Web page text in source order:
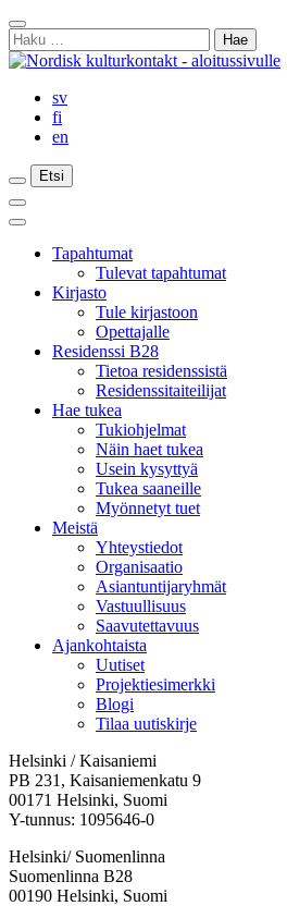
Siirry
sisältöön
Sulje
haku
Haku:
sv
fi
en
Etsi
Etsi
Etsi
Päävalikko
Sulje
päävalikkoTapahtumat
Tulevat tapahtumat
Kirjasto
Tule kirjastoon
Opettajalle
Residenssi B28
Tietoa residenssistä
Residenssitaiteilijat
Hae tukea
Tukiohjelmat
Näin haet tukea
Usein kysyttyä
Tukea saaneille
Myönnetyt tuet
Meistä
Yhteystiedot
Organisaatio
Asiantuntijaryhmät
Vastuullisuus
Saavutettavuus
Ajankohtaista
Uutiset
Projektiesimerkki
Blogi
Tilaa uutiskirje
Helsinki / Kaisaniemi
PB 231, Kaisaniemenkatu 9
00171 Helsinki, Suomi
Y-tunnus: 1095646-0
Helsinki/ Suomenlinna
Suomenlinna B28
00190 Helsinki, Suomi